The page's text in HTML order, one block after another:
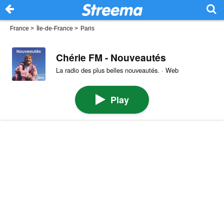
France > Île-de-France > Paris
Chérie FM - Nouveautés
La radio des plus belles nouveautés. · Web
Play